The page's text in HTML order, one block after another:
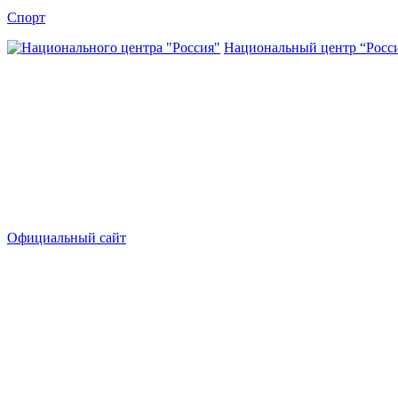
Спорт
Национальный центр
Официальный сайт